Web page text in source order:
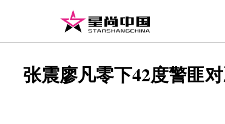
张震廖凡零下42度警匪